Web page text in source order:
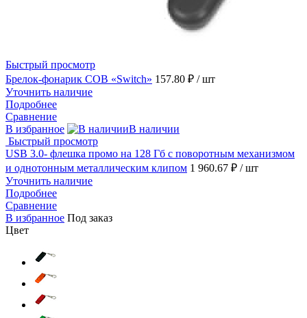
Быстрый просмотр
Брелок-фонарик COB «Switch» 157.80 ₽ / шт
Уточнить наличие
Подробнее
Сравнение
В избранное
В наличии
Быстрый просмотр
USB 3.0- флешка промо на 128 Гб с поворотным механизмом
и однотонным металлическим клипом 1 960.67 ₽ / шт
Уточнить наличие
Подробнее
Сравнение
В избранное Под заказ
Цвет